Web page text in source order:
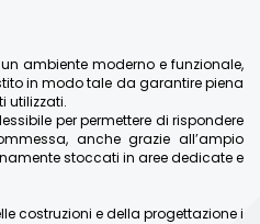
ambiente moderno e funzionale,
in modo tale da garantire piena
utilizzati.
per permettere di rispondere
anche grazie all’ampio
stoccati in aree dedicate e
costruzioni e della progettazione i